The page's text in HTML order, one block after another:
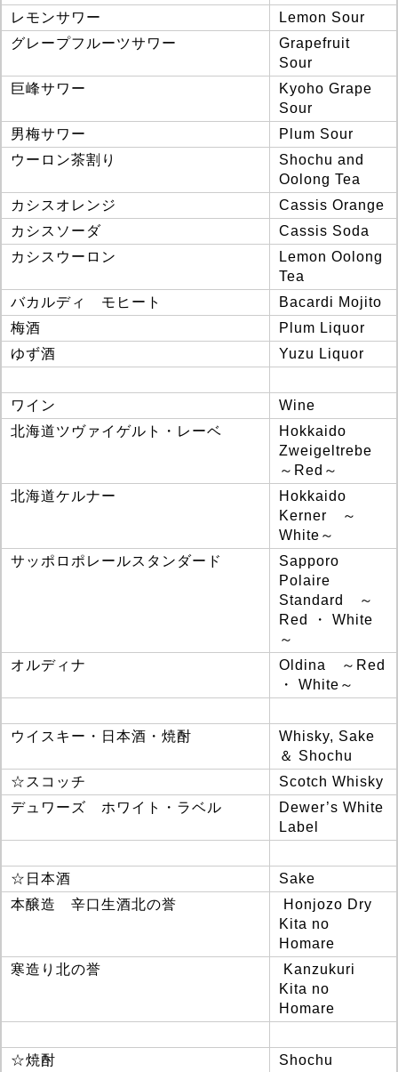
レモンサワー
Lemon Sour
グレープフルーツサワー
Grapefruit
Sour
巨峰サワー
Kyoho Grape
Sour
男梅サワー
Plum Sour
ウーロン茶割り
Shochu and
Oolong Tea
カシスオレンジ
Cassis Orange
カシスソーダ
Cassis Soda
カシスウーロン
Lemon Oolong
Tea
バカルディ モヒート
Bacardi Mojito
梅酒
Plum Liquor
ゆず酒
Yuzu Liquor
ワイン
Wine
北海道ツヴァイゲルト・レーベ
Hokkaido
Zweigeltrebe
～Red～
北海道ケルナー
Hokkaido
Kerner ～
White～
サッポロポレールスタンダード
Sapporo
Polaire
Standard ～
Red ・ White
～
オルディナ
Oldina ～Red
・ White～
ウイスキー・日本酒・焼酎
Whisky, Sake
＆ Shochu
☆スコッチ
Scotch Whisky
デュワーズ ホワイト・ラベル
Dewer’s White
Label
☆日本酒
Sake
本醸造 辛口生酒北の誉
Honjozo Dry
Kita no
Homare
寒造り北の誉
Kanzukuri
Kita no
Homare
☆焼酎 Shochu